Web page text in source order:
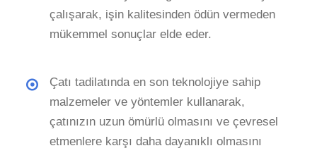
çalışarak, işin kalitesinden ödün vermeden
mükemmel sonuçlar elde eder.
Çatı tadilatında en son teknolojiye sahip
malzemeler ve yöntemler kullanarak,
çatınızın uzun ömürlü olmasını ve çevresel
etmenlere karşı daha dayanıklı olmasını